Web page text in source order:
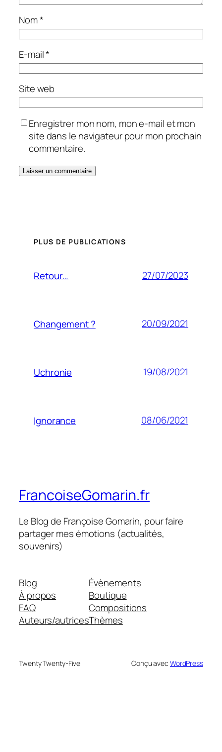
Nom*
E-mail*
Site web
Enregistrer mon nom, mon e-mail et mon
site dans le navigateur pour mon prochain
commentaire.
PLUS DE PUBLICATIONS
Retour… 27/07/2023
Changement ? 20/09/2021
Uchronie 19/08/2021
Ignorance 08/06/2021
FrancoiseGomarin.fr
Le Blog de Françoise Gomarin, pour faire
partager mes émotions (actualités,
souvenirs)
Blog
À propos
FAQ
Auteurs/autrices
Évènements
Boutique
Compositions
Thèmes
Twenty Twenty-Five Conçu avec WordPress